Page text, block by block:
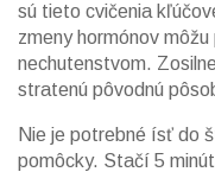
sú tieto cvičenia
zmeny hormónov
nechutenstvom.
stratenú pôvodnú
Nie je potrebné ísť do
pomôcky. Stačí 5